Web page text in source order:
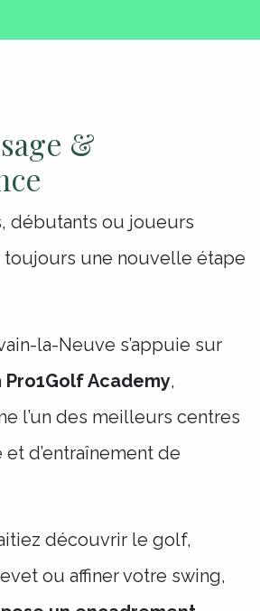
&
débutants ou joueurs
toujours une nouvelle étape
la-Neuve s’appuie sur
Pro1Golf Academy,
l’un des meilleurs centres
et d’entraînement de
découvrir le golf,
ou affiner votre swing,